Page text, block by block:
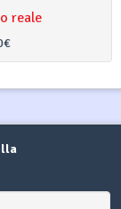
reale